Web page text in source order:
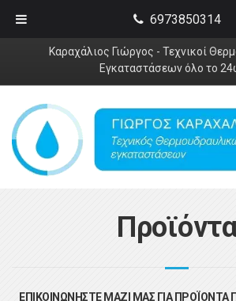
Καραχάλιος Γιώργος - Τεχνικοί
Εγκαταστάσεων όλο το
Προϊόντα
ΕΠΙΚΟΙΝΩΝΗΣΤΕ ΜΑΖΙ ΜΑΣ ΓΙΑ ΠΡΟΪΟΝΤΑ
6973850314